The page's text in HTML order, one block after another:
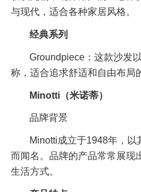
与现代，适合各种家居风格。
经典系列
Groundpiece：这款沙发
称，适合追求舒适和自由布局
Minotti（米诺蒂）
品牌背景
Minotti成立于1948年，
而闻名。品牌的产品常常展现
生活方式。